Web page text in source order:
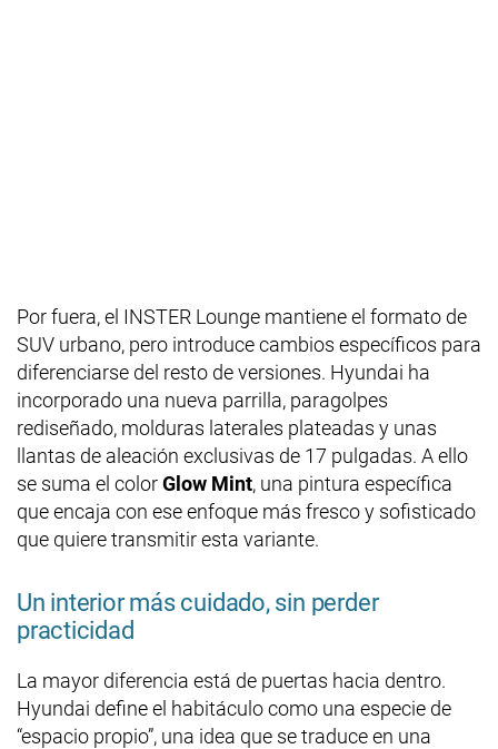
Por fuera, el INSTER Lounge mantiene el formato de
SUV urbano, pero introduce cambios específicos para
diferenciarse del resto de versiones. Hyundai ha
incorporado una nueva parrilla, paragolpes
rediseñado, molduras laterales plateadas y unas
llantas de aleación exclusivas de 17 pulgadas. A ello
se suma el colorGlow Mint, una pintura específica
que encaja con ese enfoque más fresco y sofisticado
que quiere transmitir esta variante.
Un interior más cuidado, sin perder
practicidad
La mayor diferencia está de puertas hacia dentro.
Hyundai define el habitáculo como una especie de
“espacio propio”, una idea que se traduce en una